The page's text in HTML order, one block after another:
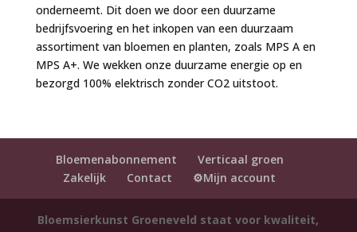
onderneemt. Dit doen we door een duurzame
bedrijfsvoering en het inkopen van een duurzaam
assortiment van bloemen en planten, zoals MPS A en
MPS A+. We wekken onze duurzame energie op en
bezorgd 100% elektrisch zonder CO2 uitstoot.
Bloemenabonnement
Verticaal groen
Zakelijk
Contact ⚙️Mijn account
Bloemsierkunst Groeneveld staat voor kwaliteit,